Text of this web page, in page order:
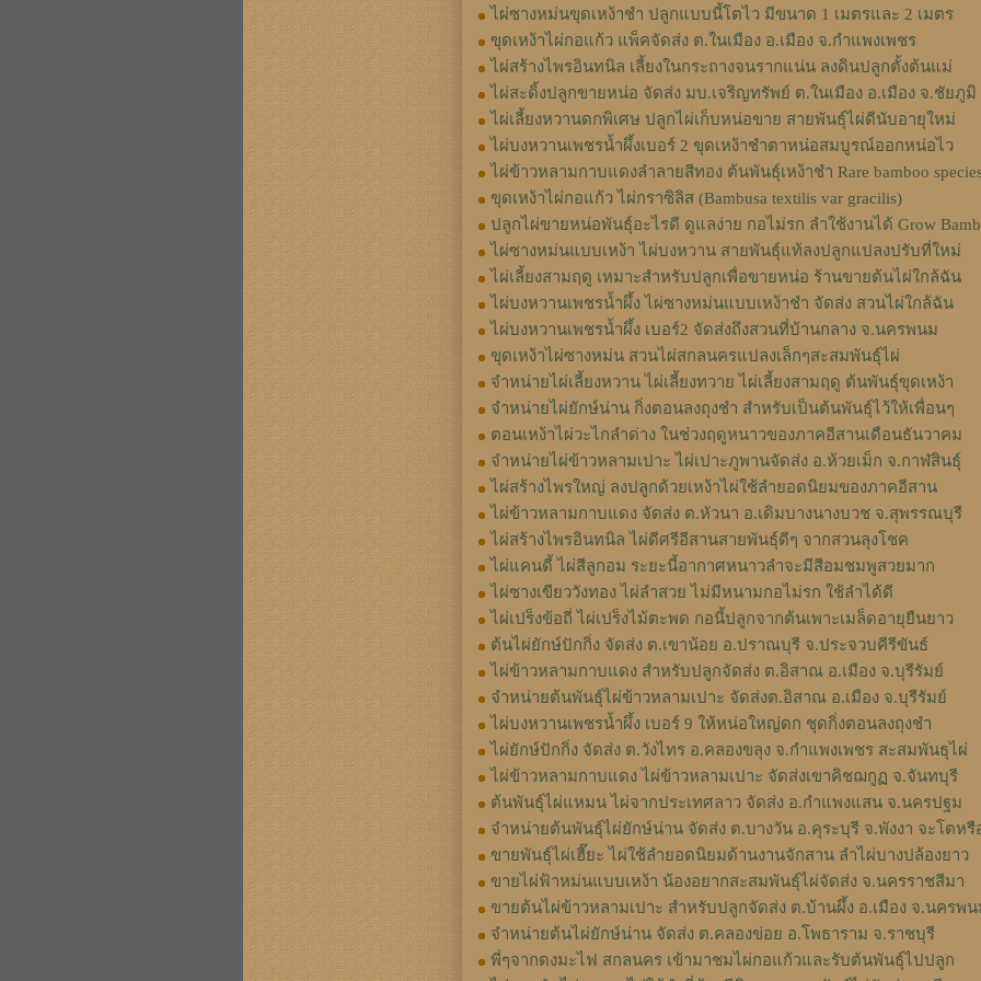
ไผ่ซางหม่นขุดเหง้าชำ ปลูกแบบนี้โตไว มีขนาด 1 เมตรและ 2 เมตร
ขุดเหง้าไผ่กอแก้ว แพ็คจัดส่ง ต.ในเมือง อ.เมือง จ.กำแพงเพชร
ไผ่สร้างไพรอินทนิล เลี้ยงในกระถางจนรากแน่น ลงดินปลูกตั้งต้นแม่
ไผ่สะดิ้งปลูกขายหน่อ จัดส่ง มบ.เจริญทรัพย์ ต.ในเมือง อ.เมือง จ.ชัยภูมิ
ไผ่เลี้ยงหวานดกพิเศษ ปลูกไผ่เก็บหน่อขาย สายพันธุ์ไผ่ดีนับอายุใหม่
ไผ่บงหวานเพชรน้ำผึ้งเบอร์ 2 ขุดเหง้าชำตาหน่อสมบูรณ์ออกหน่อไว
ไผ่ข้าวหลามกาบแดงลำลายสีทอง ต้นพันธุ์เหง้าชำ Rare bamboo
ขุดเหง้าไผ่กอแก้ว ไผ่กราซิลิส (Bambusa textilis var gracilis)
ปลูกไผ่ขายหน่อพันธุ์อะไรดี ดูแลง่าย กอไม่รก ลำใช้งานได้ Grow
ไผ่ซางหม่นแบบเหง้า ไผ่บงหวาน สายพันธุ์แท้ลงปลูกแปลงปรับที่ใหม่
ไผ่เลี้ยงสามฤดู เหมาะสำหรับปลูกเพื่อขายหน่อ ร้านขายต้นไผ่ใกล้ฉัน
ไผ่บงหวานเพชรน้ำผึ้ง ไผ่ซางหม่นแบบเหง้าชำ จัดส่ง สวนไผ่ใกล้ฉัน
ไผ่บงหวานเพชรน้ำผึ้ง เบอร์2 จัดส่งถึงสวนที่บ้านกลาง จ.นครพนม
ขุดเหง้าไผ่ซางหม่น สวนไผ่สกลนครแปลงเล็กๆสะสมพันธุ์ไผ่
จำหน่ายไผ่เลี้ยงหวาน ไผ่เลี้ยงทวาย ไผ่เลี้ยงสามฤดู ต้นพันธุ์ขุดเหง้า
จำหน่ายไผ่ยักษ์น่าน กิ่งตอนลงถุงชำ สำหรับเป็นต้นพันธุ์ไว้ให้เพื่อนๆ
ตอนเหง้าไผ่วะไกลำด่าง ในช่วงฤดูหนาวของภาคอีสานเดือนธันวาคม
จำหน่ายไผ่ข้าวหลามเปาะ ไผ่เปาะภูพานจัดส่ง อ.ห้วยเม็ก จ.กาฬสินธุ์
ไผ่สร้างไพรใหญ่ ลงปลูกด้วยเหง้าไผ่ใช้ลำยอดนิยมของภาคอีสาน
ไผ่ข้าวหลามกาบแดง จัดส่ง ต.หัวนา อ.เดิมบางนางบวช จ.สุพรรณบุรี
ไผ่สร้างไพรอินทนิล ไผ่ดีศรีอีสานสายพันธุ์ดีๆ จากสวนลุงโชค
ไผ่แคนดี้ ไผ่สีลูกอม ระยะนี้อากาศหนาวลำจะมีสีอมชมพูสวยมาก
ไผ่ซางเขียววังทอง ไผ่ลำสวย ไม่มีหนามกอไม่รก ใช้ลำได้ดี
ไผ่เปร็งข้อถี่ ไผ่เปร็งไม้ตะพด กอนี้ปลูกจากต้นเพาะเมล็ดอายุยืนยาว
ต้นไผ่ยักษ์ปักกิ่ง จัดส่ง ต.เขาน้อย อ.ปราณบุรี จ.ประจวบคีรีขันธ์
ไผ่ข้าวหลามกาบแดง สำหรับปลูกจัดส่ง ต.อิสาณ อ.เมือง จ.บุรีรัมย์
จำหน่ายต้นพันธุ์ไผ่ข้าวหลามเปาะ จัดส่งต.อิสาณ อ.เมือง จ.บุรีรัมย์
ไผ่บงหวานเพชรน้ำผึ้ง เบอร์ 9 ให้หน่อใหญ่ดก ชุดกิ่งตอนลงถุงชำ
ไผ่ยักษ์ปักกิ่ง จัดส่ง ต.วังไทร อ.คลองขลุง จ.กําแพงเพชร สะสมพันธุไผ่
ไผ่ข้าวหลามกาบแดง ไผ่ข้าวหลามเปาะ จัดส่งเขาคิชฌกูฏ จ.จันทบุรี
ต้นพันธุ์ไผ่แหมน ไผ่จากประเทศลาว จัดส่ง อ.กำแพงแสน จ.นครปฐม
จำหน่ายต้นพันธุ์ไผ่ยักษ์น่าน จัดส่ง ต.บางวัน อ.คุระบุรี จ.พังงา จะโตหรื
ขายพันธุ์ไผ่เฮี๊ยะ ไผ่ใช้ลำยอดนิยมด้านงานจักสาน ลำไผ่บางปล้องยาว
ขายไผ่ฟ้าหม่นแบบเหง้า น้องอยากสะสมพันธุ์ไผ่จัดส่ง จ.นครราชสีมา
ขายต้นไผ่ข้าวหลามเปาะ สำหรับปลูกจัดส่ง ต.บ้านผึ้ง อ.เมือง จ.นครพน
จำหน่ายต้นไผ่ยักษ์น่าน จัดส่ง ต.คลองข่อย อ.โพธาราม จ.ราชบุรี
พี่ๆจากดงมะไฟ สกลนคร เข้ามาชมไผ่กอแก้วและรับต้นพันธุ์ไปปลูก